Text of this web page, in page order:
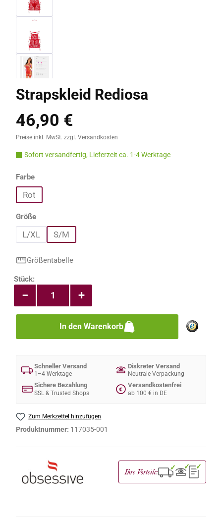
Strapskleid Rediosa
Regulärer Preis:
46,90 €
Preise inkl. MwSt. zzgl. Versandkosten
Sofort versandfertig, Lieferzeit ca. 1-4 Werktage
Farbeauswählen
Rot
Größeauswählen
L/XL S/M
Größentabelle
Produkt Anzahl: Gib den gewünschten
Stück:
+
−
In den Warenkorb
Schneller Versand
1–4 Werktage
Diskreter Versand
Neutrale Verpackung
Sichere Bezahlung
SSL & Trusted Shops
€
Versandkostenfrei
ab 100 € in DE
Zum Merkzettel hinzufügen
Produktnummer: 117035-001
Ihre Vorteile: ✓ ✓ ✓